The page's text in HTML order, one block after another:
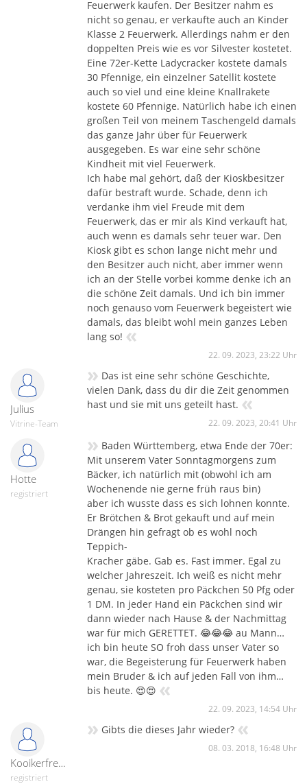
Feuerwerk kaufen. Der Besitzer nahm es
nicht so genau, er verkaufte auch an Kinder
Klasse 2 Feuerwerk. Allerdings nahm er den
doppelten Preis wie es vor Silvester kostetet.
Eine 72er-Kette Ladycracker kostete damals
30 Pfennige, ein einzelner Satellit kostete
auch so viel und eine kleine Knallrakete
kostete 60 Pfennige. Natürlich habe ich einen
großen Teil von meinem Taschengeld damals
das ganze Jahr über für Feuerwerk
ausgegeben. Es war eine sehr schöne
Kindheit mit viel Feuerwerk.
Ich habe mal gehört, daß der Kioskbesitzer
dafür bestraft wurde. Schade, denn ich
verdanke ihm viel Freude mit dem
Feuerwerk, das er mir als Kind verkauft hat,
auch wenn es damals sehr teuer war. Den
Kiosk gibt es schon lange nicht mehr und
den Besitzer auch nicht, aber immer wenn
ich an der Stelle vorbei komme denke ich an
die schöne Zeit damals. Und ich bin immer
noch genauso vom Feuerwerk begeistert wie
damals, das bleibt wohl mein ganzes Leben
lang so! «
22. 09. 2023, 23:22 Uhr
Julius
Vitrine-Team
» Das ist eine sehr schöne Geschichte,
vielen Dank, dass du dir die Zeit genommen
hast und sie mit uns geteilt hast. «
22. 09. 2023, 20:41 Uhr
Hotte
registriert
» Baden Württemberg, etwa Ende der 70er:
Mit unserem Vater Sonntagmorgens zum
Bäcker, ich natürlich mit (obwohl ich am
Wochenende nie gerne früh raus bin)
aber ich wusste dass es sich lohnen konnte.
Er Brötchen & Brot gekauft und auf mein
Drängen hin gefragt ob es wohl noch
Teppich-
Kracher gäbe. Gab es. Fast immer. Egal zu
welcher Jahreszeit. Ich weiß es nicht mehr
genau, sie kosteten pro Päckchen 50 Pfg oder
1 DM. In jeder Hand ein Päckchen sind wir
dann wieder nach Hause & der Nachmittag
war für mich GERETTET. 😂😂😂 au Mann…
ich bin heute SO froh dass unser Vater so
war, die Begeisterung für Feuerwerk haben
mein Bruder & ich auf jeden Fall von ihm…
bis heute. 😍😍 «
22. 09. 2023, 14:54 Uhr
Kooikerfreund
registriert
» Gibts die dieses Jahr wieder? «
08. 03. 2018, 16:48 Uhr